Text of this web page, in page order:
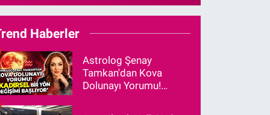
Haberler
Astrolog Şenay
Tamkan'dan Kova
Dolunayı Yorumu!